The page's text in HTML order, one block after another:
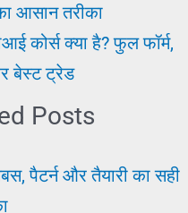
आसान तरीका
कोर्स क्या है? फुल फॉर्म,
बेस्ट ट्रेड
Posts
पैटर्न और तैयारी का सही